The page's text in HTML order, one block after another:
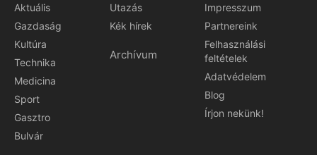
Aktuális
Gazdaság
Kultúra
Technika
Medicina
Sport
Gasztro
Bulvár
Utazás
Kék hírek
Archívum
Impresszum
Partnereink
Felhasználási
feltételek
Adatvédelem
Blog
Írjon nekünk!